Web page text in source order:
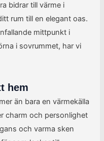
bidrar till värme i
rum till en elegant oas.
mittpunkt i
i sovrummet, har vi
hem
än bara en värmekälla
charm och personlighet
och varma sken